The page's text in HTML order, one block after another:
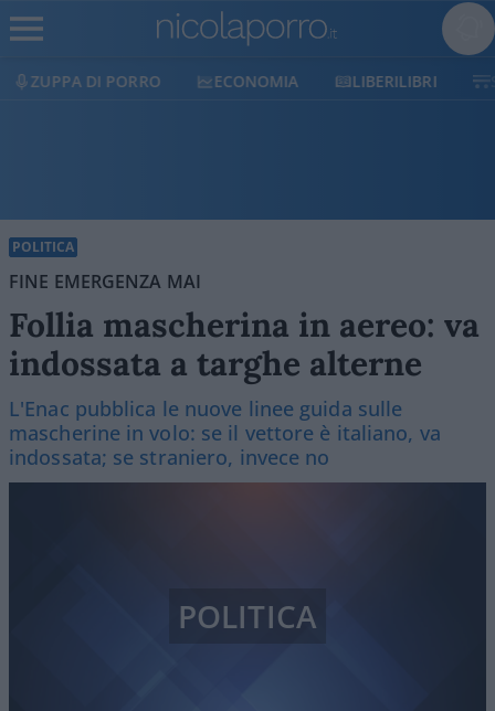
ECONOMIA LIBERILIBRI SHOP SOSTIENICI
POLITICA
FINE EMERGENZA MAI
Follia mascherina in aereo: va
indossata a targhe alterne
L'Enac pubblica le nuove linee guida sulle
mascherine in volo: se il vettore è italiano, va
indossata; se straniero, invece no
POLITICA